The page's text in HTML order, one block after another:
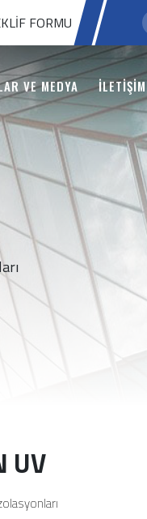
FORMU
VE MEDYA İLETİŞİM
UV